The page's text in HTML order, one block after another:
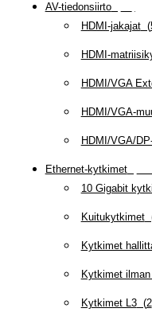
AV-tiedonsiirto(
HDMI-jakajat(
HDMI-
HDMI/VGA
HDMI/VGA-
HDMI/VGA/
Ethernet-kytkimet(
10 Gigabit
Kuitukytkimet
Kytkimet
Kytkimet
Kytkimet L3(2